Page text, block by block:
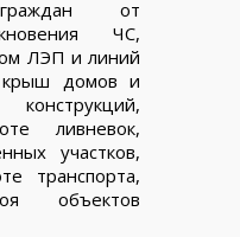
граждан от
ЧС,
ЛЭП и линий
крыш домов и
конструкций,
ливневок,
участков,
транспорта,
объектов